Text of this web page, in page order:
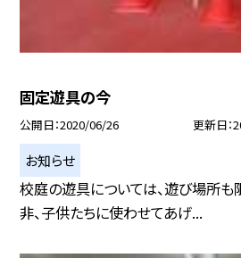
固定遊具の今
公開日 2020/06/26 更新日
お知らせ
校庭の遊具については、遊び場所も
非、子供たちに使わせてあげ...